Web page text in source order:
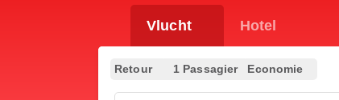
Vlucht Hotel
Retour 1 Passagier Economie